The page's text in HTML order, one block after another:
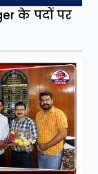
के पदों पर